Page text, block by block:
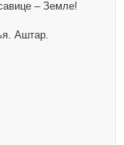
– Земле!
Аштар.